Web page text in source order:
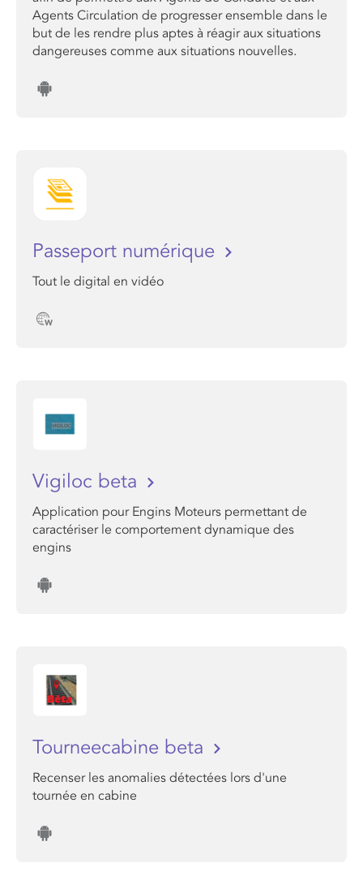
Agents Circulation de progresser ensemble dans le
but de les rendre plus aptes à réagir aux situations
dangereuses comme aux situations nouvelles.
Passeport numérique
Tout le digital en vidéo
Vigiloc beta
Application pour Engins Moteurs permettant de
caractériser le comportement dynamique des
engins
Tourneecabine beta
Recenser les anomalies détectées lors d'une
tournée en cabine